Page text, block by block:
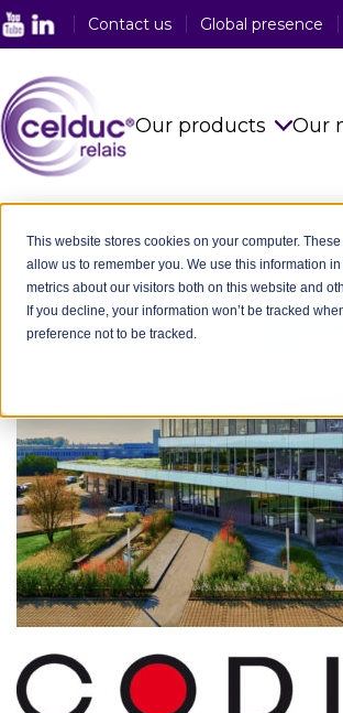
This website stores cookies on your computer.
allow us to remember you. We use this information
metrics about our visitors both on this website and
If you decline, your information won’t be tracked
preference not to be tracked.
Contact us Global presence
Our products
Magnetic
Reed Relays
Integrated
Customised
Our